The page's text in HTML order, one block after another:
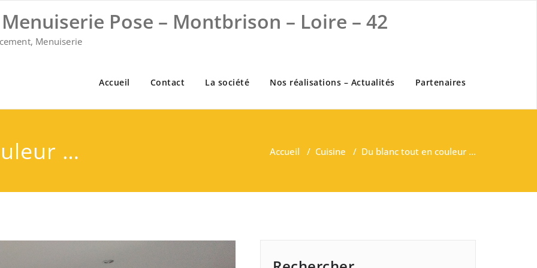
Pose – Montbrison – Loire – 42
Menuiserie
Accueil Contact La société Nos réalisations – Actualités Partenaires
… Accueil / Cuisine / Du blanc tout en couleur …